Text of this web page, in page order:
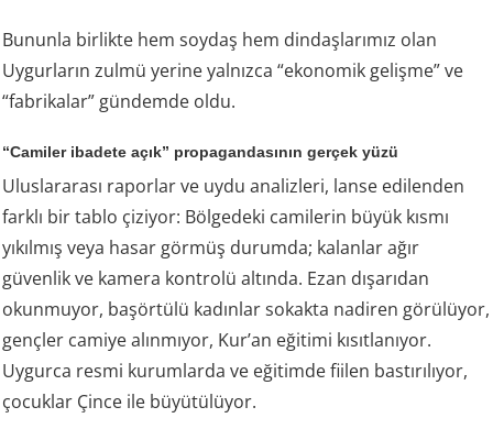
Bununla birlikte hem soydaş hem dindaşlarımız olan
Uygurların zulmü yerine yalnızca “ekonomik gelişme” ve
“fabrikalar” gündemde oldu.
“Camiler ibadete açık” propagandasının gerçek yüzü
Uluslararası raporlar ve uydu analizleri, lanse edilenden
farklı bir tablo çiziyor: Bölgedeki camilerin büyük kısmı
yıkılmış veya hasar görmüş durumda; kalanlar ağır
güvenlik ve kamera kontrolü altında. Ezan dışarıdan
okunmuyor, başörtülü kadınlar sokakta nadiren görülüyor,
gençler camiye alınmıyor, Kur’an eğitimi kısıtlanıyor.
Uygurca resmi kurumlarda ve eğitimde fiilen bastırılıyor,
çocuklar Çince ile büyütülüyor.